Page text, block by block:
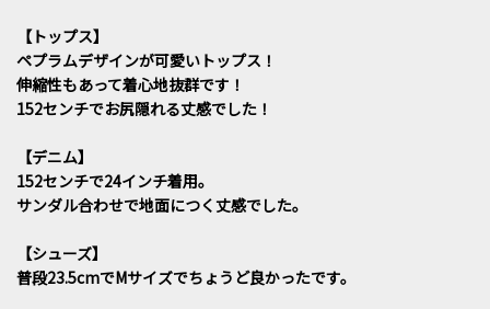
【トップス】
ペプラムデザインが可愛いトップス！
伸縮性もあって着心地抜群です！
152センチでお尻隠れる丈感でした！
【デニム】
152センチで24インチ着用。
サンダル合わせで地面につく丈感でした。
【シューズ】
普段23.5cmでMサイズでちょうど良かったです。